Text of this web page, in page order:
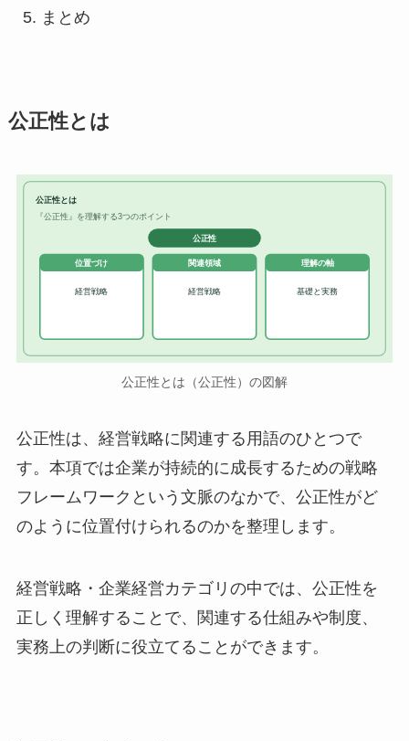
まとめ
公正性とは
公正性とは
『公正性』を理解する3つのポイント
公正性
位置づけ
経営戦略
関連領域
経営戦略
理解の軸
基礎と実務
公正性とは（公正性）の図解
公正性は、経営戦略に関連する用語のひとつで
す。本項では企業が持続的に成長するための戦略
フレームワークという文脈のなかで、公正性がど
のように位置付けられるのかを整理します。
経営戦略・企業経営カテゴリの中では、公正性を
正しく理解することで、関連する仕組みや制度、
実務上の判断に役立てることができます。